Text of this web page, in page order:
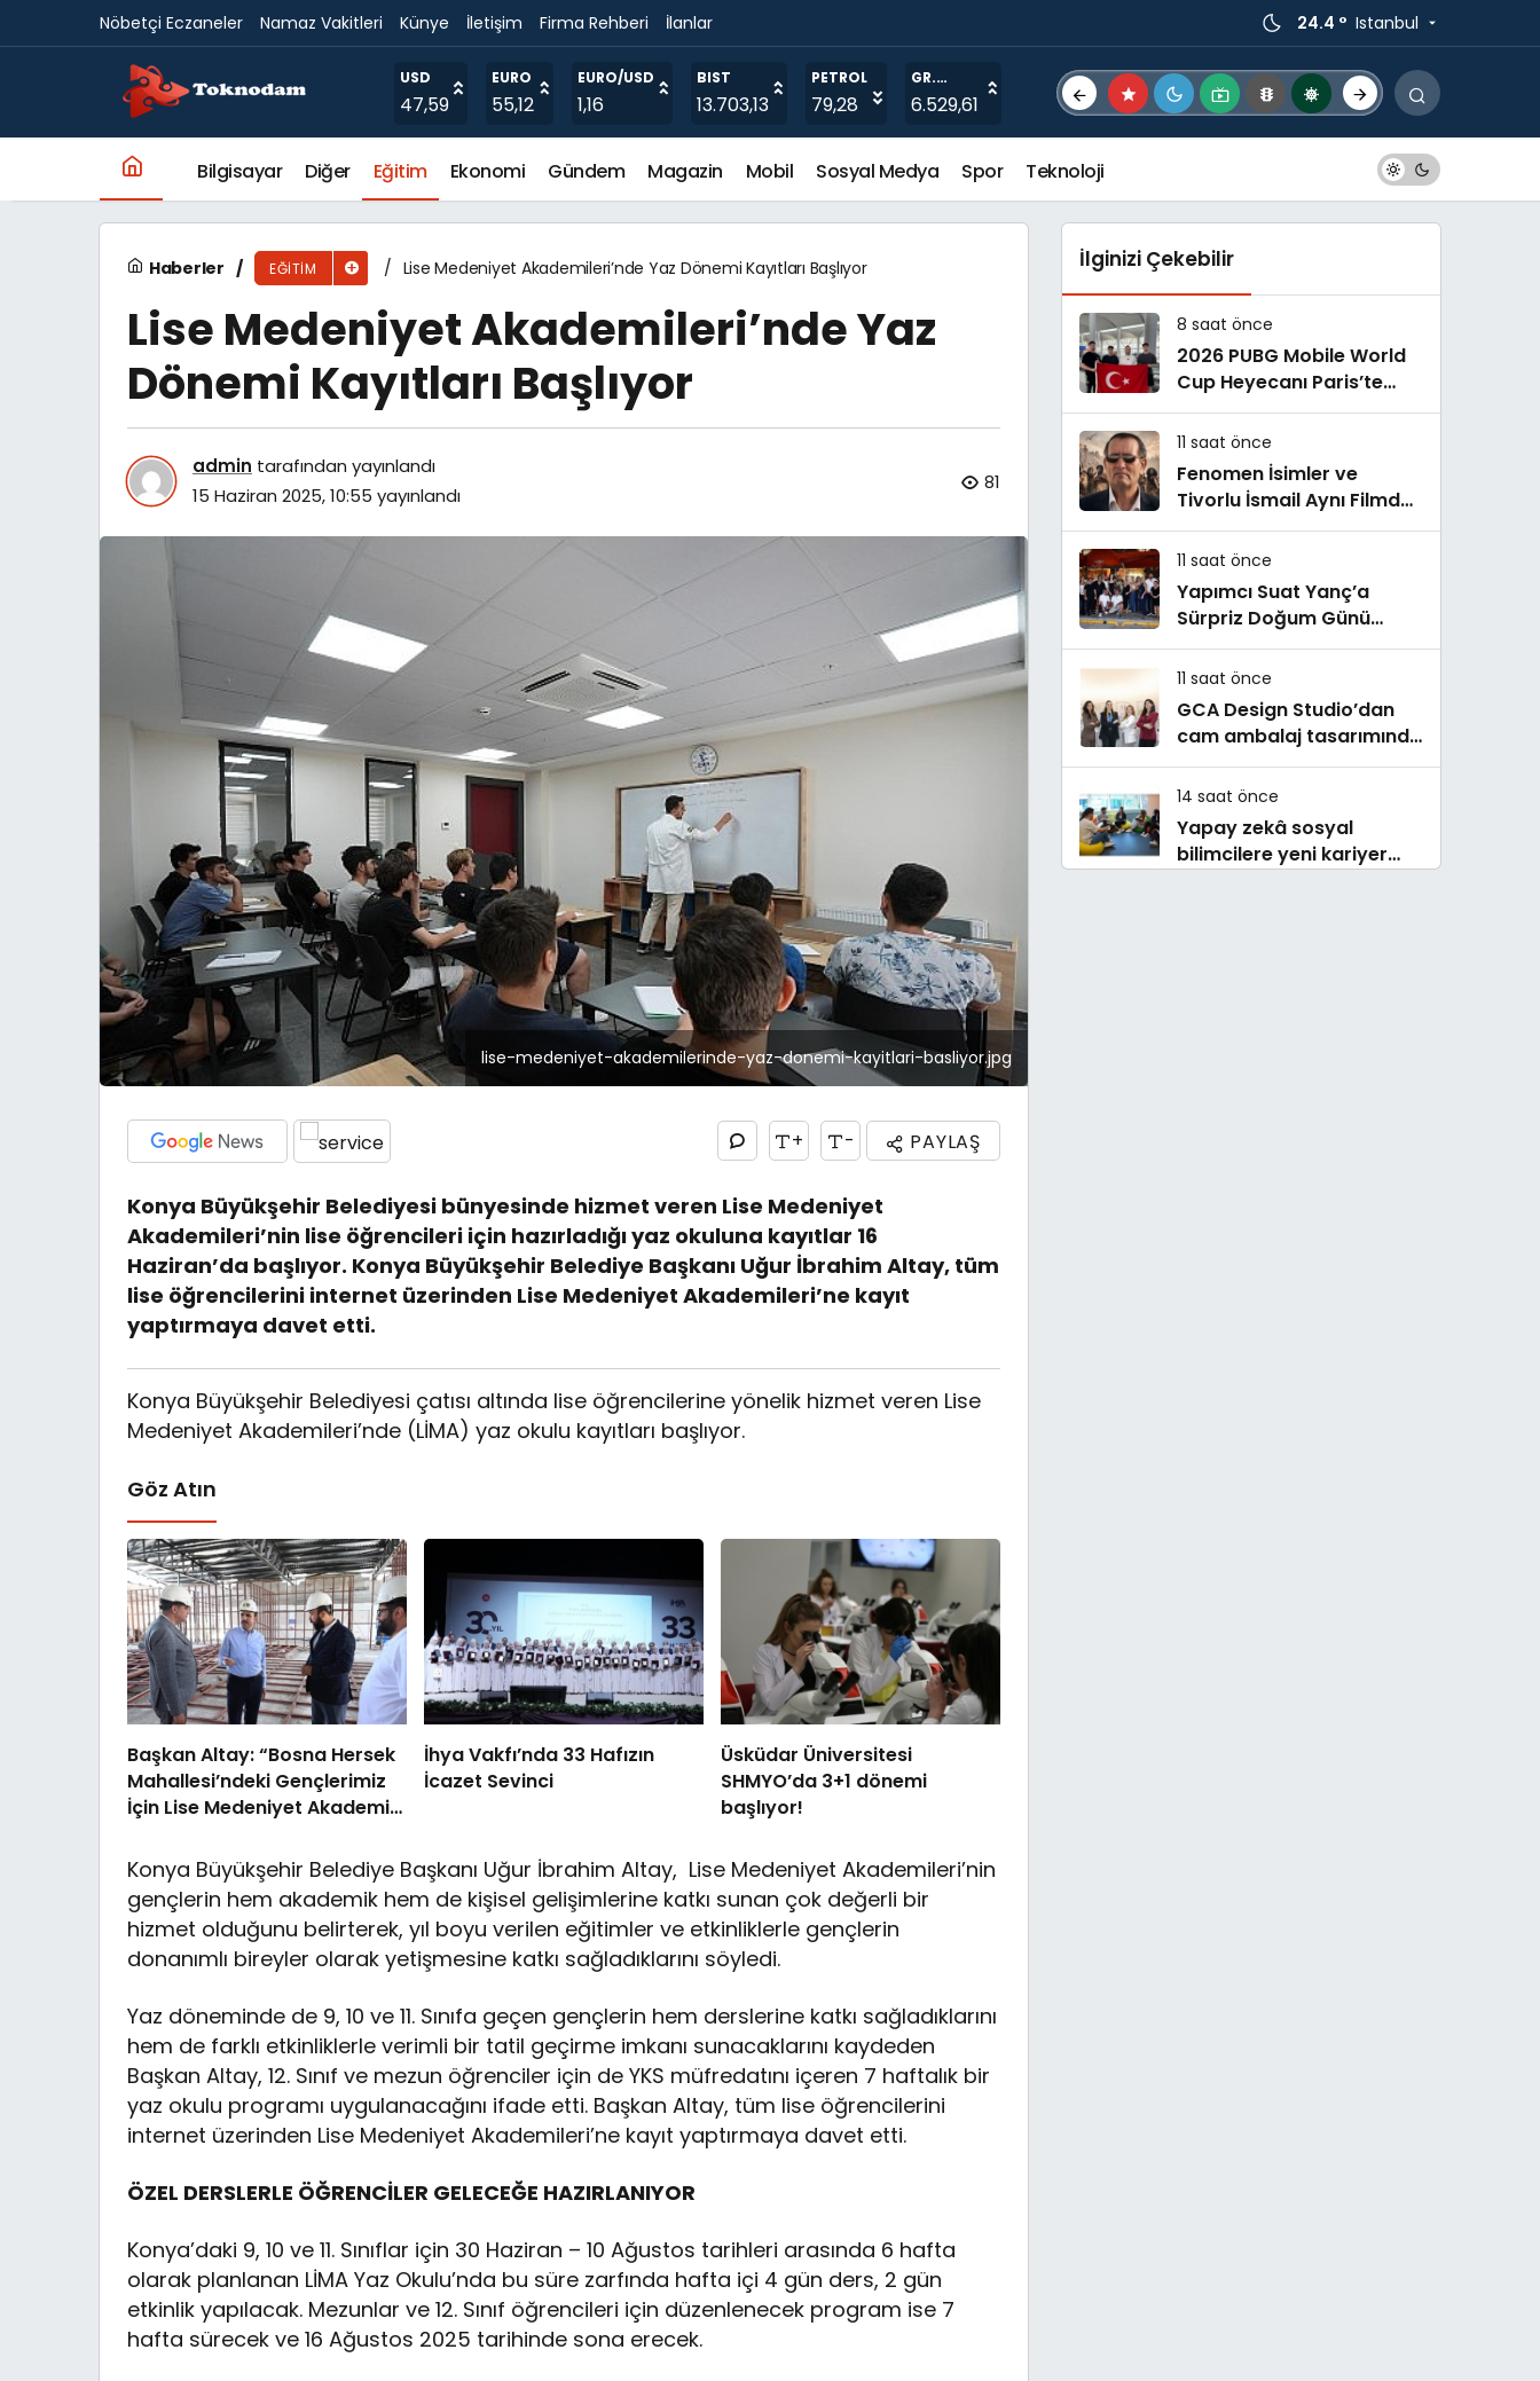
Nöbetçi Eczaneler Namaz Vakitleri Künye İletişim Firma Rehberi İlanlar 24.4 ° Istanbul
USD
47,59
EURO
55,12
EURO/USD
1,16
BIST
13.703,13
PETROL
79,28
GR.
ALTIN
6.529,61
Bilgisayar Diğer Eğitim Ekonomi Gündem Magazin Mobil Sosyal Medya Spor Teknoloji
Haberler EĞITIM Lise Medeniyet Akademileri’nde Yaz Dönemi Kayıtları Başlıyor
Lise Medeniyet Akademileri’nde Yaz
Dönemi Kayıtları Başlıyor
admin tarafından yayınlandı
15 Haziran 2025, 10:55 yayınlandı
81
lise-medeniyet-akademilerinde-yaz-donemi-kayitlari-basliyor.jpg
+ - PAYLAŞ
Konya Büyükşehir Belediyesi bünyesinde hizmet veren Lise Medeniyet
Akademileri’nin lise öğrencileri için hazırladığı yaz okuluna kayıtlar 16
Haziran’da başlıyor. Konya Büyükşehir Belediye Başkanı Uğur İbrahim Altay, tüm
lise öğrencilerini internet üzerinden Lise Medeniyet Akademileri’ne kayıt
yaptırmaya davet etti.
Konya Büyükşehir Belediyesi çatısı altında lise öğrencilerine yönelik hizmet veren Lise
Medeniyet Akademileri’nde (LİMA) yaz okulu kayıtları başlıyor.
Göz Atın
Başkan Altay: “Bosna Hersek
Mahallesi’ndeki Gençlerimiz
İçin Lise Medeniyet Akademisi
İhya Vakfı’nda 33 Hafızın
İcazet Sevinci
Üsküdar Üniversitesi
SHMYO’da 3+1 dönemi
başlıyor!
Konya Büyükşehir Belediye Başkanı Uğur İbrahim Altay, Lise Medeniyet Akademileri’nin
gençlerin hem akademik hem de kişisel gelişimlerine katkı sunan çok değerli bir
hizmet olduğunu belirterek, yıl boyu verilen eğitimler ve etkinliklerle gençlerin
donanımlı bireyler olarak yetişmesine katkı sağladıklarını söyledi.
Yaz döneminde de 9, 10 ve 11. Sınıfa geçen gençlerin hem derslerine katkı sağladıklarını
hem de farklı etkinliklerle verimli bir tatil geçirme imkanı sunacaklarını kaydeden
Başkan Altay, 12. Sınıf ve mezun öğrenciler için de YKS müfredatını içeren 7 haftalık bir
yaz okulu programı uygulanacağını ifade etti. Başkan Altay, tüm lise öğrencilerini
internet üzerinden Lise Medeniyet Akademileri’ne kayıt yaptırmaya davet etti.
ÖZEL DERSLERLE ÖĞRENCİLER GELECEĞE HAZIRLANIYOR
Konya’daki 9, 10 ve 11. Sınıflar için 30 Haziran – 10 Ağustos tarihleri arasında 6 hafta
olarak planlanan LİMA Yaz Okulu’nda bu süre zarfında hafta içi 4 gün ders, 2 gün
etkinlik yapılacak. Mezunlar ve 12. Sınıf öğrencileri için düzenlenecek program ise 7
hafta sürecek ve 16 Ağustos 2025 tarihinde sona erecek.
İlginizi Çekebilir
8 saat önce
2026 PUBG Mobile World
Cup Heyecanı Paris’te
Başlıyor
11 saat önce
Fenomen İsimler ve
Tivorlu İsmail Aynı Filmde
Buluştu! !Kozalak Devri! 7
Ağustos’ta Vizyonda
11 saat önce
Yapımcı Suat Yanç’a
Sürpriz Doğum Günü
Kutlaması!
11 saat önce
GCA Design Studio’dan
cam ambalaj tasarımında
bütüncül yaklaşım
14 saat önce
Yapay zekâ sosyal
bilimcilere yeni kariyer
Başkan Çerçioğlu’ndan LGS’ye Katılan Öğrencilere Destek